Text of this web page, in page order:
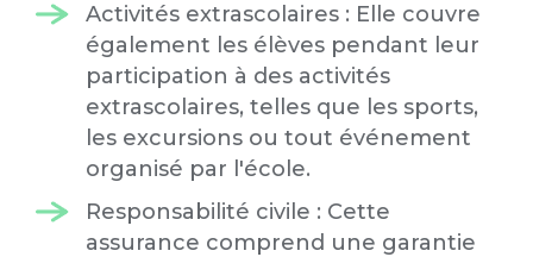
Activités extrascolaires : Elle couvre
également les élèves pendant leur
participation à des activités
extrascolaires, telles que les sports,
les excursions ou tout événement
organisé par l'école.
Responsabilité civile : Cette
assurance comprend une garantie